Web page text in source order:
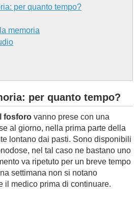
per quanto tempo?
memoria
per quanto tempo?
fosforo vanno prese con una
al giorno, nella prima parte della
lontano dai pasti. Sono disponibili
nel tal caso ne bastano uno
va ripetuto per un breve tempo
settimana non si notano
il medico prima di continuare.